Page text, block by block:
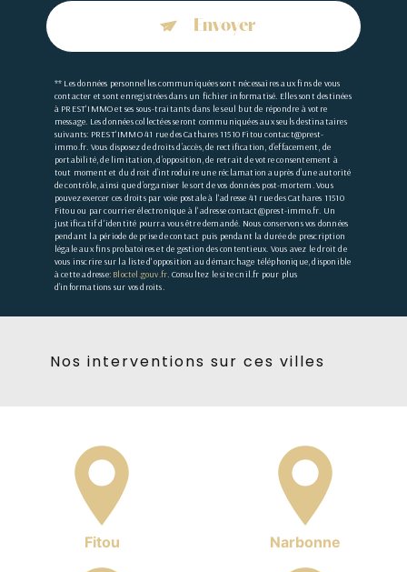
Envoyer
** Les données personnelles communiquées sont nécessaires aux fins de vous
contacter et sont enregistrées dans un fichier informatisé. Elles sont destinées
à PREST'IMMO et ses sous-traitants dans le seul but de répondre à votre
message. Les données collectées seront communiquées aux seuls destinataires
suivants: PREST'IMMO 41 rue des Cathares 11510 Fitou contact@prest-
immo.fr. Vous disposez de droits d’accès, de rectification, d’effacement, de
portabilité, de limitation, d’opposition, de retrait de votre consentement à
tout moment et du droit d’introduire une réclamation auprès d’une autorité
de contrôle, ainsi que d’organiser le sort de vos données post-mortem. Vous
pouvez exercer ces droits par voie postale à l'adresse 41 rue des Cathares 11510
Fitou ou par courrier électronique à l'adresse contact@prest-immo.fr. Un
justificatif d'identité pourra vous être demandé. Nous conservons vos données
pendant la période de prise de contact puis pendant la durée de prescription
légale aux fins probatoires et de gestion des contentieux. Vous avez le droit de
vous inscrire sur la liste d'opposition au démarchage téléphonique, disponible
à cette adresse: Bloctel.gouv.fr. Consultez le site cnil.fr pour plus
d’informations sur vos droits.
Nos interventions sur ces villes
Fitou Narbonne